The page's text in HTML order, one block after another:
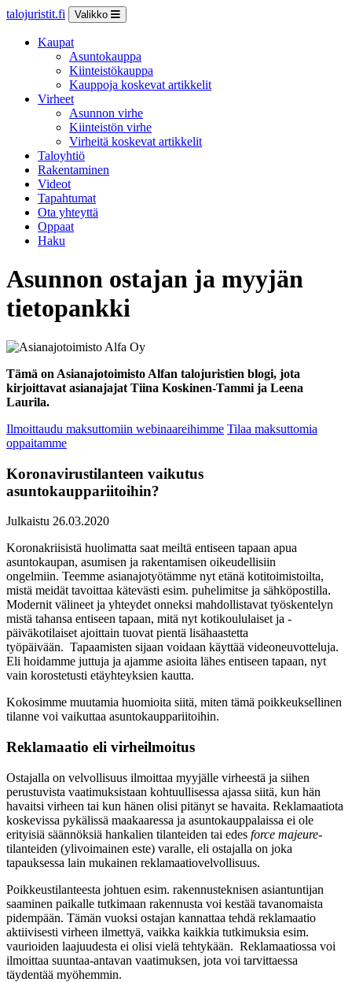
talojuristit.fi Valikko
Kaupat
Asuntokauppa
Kiinteistökauppa
Kauppoja koskevat artikkelit
Virheet
Asunnon virhe
Kiinteistön virhe
Virheitä koskevat artikkelit
Taloyhtiö
Rakentaminen
Videot
Tapahtumat
Ota yhteyttä
Oppaat
Haku
Asunnon ostajan ja myyjän
tietopankki
Tämä on Asianajotoimisto Alfan talojuristien blogi, jota
kirjoittavat asianajajat Tiina Koskinen-Tammi ja Leena
Laurila.
Ilmoittaudu maksuttomiin webinaareihimme Tilaa maksuttomia
oppaitamme
Koronavirustilanteen vaikutus
asuntokauppariitoihin?
Julkaistu 26.03.2020
Koronakriisistä huolimatta saat meiltä entiseen tapaan apua
asuntokaupan, asumisen ja rakentamisen oikeudellisiin
ongelmiin. Teemme asianajotyötämme nyt etänä kotitoimistoilta,
mistä meidät tavoittaa kätevästi esim. puhelimitse ja sähköpostilla.
Modernit välineet ja yhteydet onneksi mahdollistavat työskentelyn
mistä tahansa entiseen tapaan, mitä nyt kotikoululaiset ja -
päiväkotilaiset ajoittain tuovat pientä lisähaastetta
työpäivään. Tapaamisten sijaan voidaan käyttää videoneuvotteluja.
Eli hoidamme juttuja ja ajamme asioita lähes entiseen tapaan, nyt
vain korostetusti etäyhteyksien kautta.
Kokosimme muutamia huomioita siitä, miten tämä poikkeuksellinen
tilanne voi vaikuttaa asuntokauppariitoihin.
Reklamaatio eli virheilmoitus
Ostajalla on velvollisuus ilmoittaa myyjälle virheestä ja siihen
perustuvista vaatimuksistaan kohtuullisessa ajassa siitä, kun hän
havaitsi virheen tai kun hänen olisi pitänyt se havaita. Reklamaatiota
koskevissa pykälissä maakaaressa ja asuntokauppalaissa ei ole
erityisiä säännöksiä hankalien tilanteiden tai edes force majeure-
tilanteiden (ylivoimainen este) varalle, eli ostajalla on joka
tapauksessa lain mukainen reklamaatiovelvollisuus.
Poikkeustilanteesta johtuen esim. rakennusteknisen asiantuntijan
saaminen paikalle tutkimaan rakennusta voi kestää tavanomaista
pidempään. Tämän vuoksi ostajan kannattaa tehdä reklamaatio
aktiivisesti virheen ilmettyä, vaikka kaikkia tutkimuksia esim.
vaurioiden laajuudesta ei olisi vielä tehtykään. Reklamaatiossa voi
ilmoittaa suuntaa-antavan vaatimuksen, jota voi tarvittaessa
täydentää myöhemmin.